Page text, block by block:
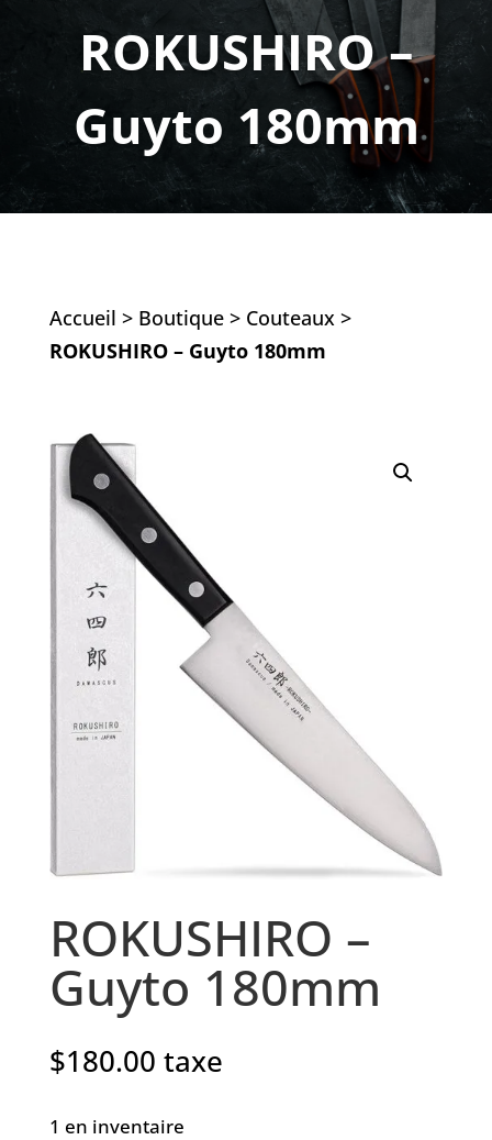
ROKUSHIRO –
Guyto 180mm
Accueil > Boutique> Couteaux >
ROKUSHIRO – Guyto 180mm
ROKUSHIRO –
Guyto 180mm
$180.00 taxe
1 en inventaire